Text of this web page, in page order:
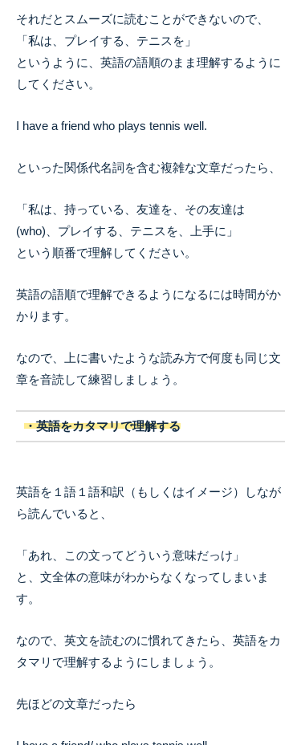
それだとスムーズに読むことができないので、
「私は、プレイする、テニスを」
というように、英語の語順のまま理解するように
してください。
I have a friend who plays tennis well.
といった関係代名詞を含む複雑な文章だったら、
「私は、持っている、友達を、その友達は
(who)、プレイする、テニスを、上手に」
という順番で理解してください。
英語の語順で理解できるようになるには時間がか
かります。
なので、上に書いたような読み方で何度も同じ文
章を音読して練習しましょう。
・英語をカタマリで理解する
英語を１語１語和訳（もしくはイメージ）しなが
ら読んでいると、
「あれ、この文ってどういう意味だっけ」
と、文全体の意味がわからなくなってしまいま
す。
なので、英文を読むのに慣れてきたら、英語をカ
タマリで理解するようにしましょう。
先ほどの文章だったら